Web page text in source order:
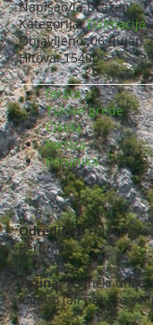
Napisao/laDražen
Kategorija:Dalmacija
Objavljeno: 06 Rujan
Hitova: 15490
ferata
Tulove grede
Čikola
Fortica
Perunika
Odredišta:Tulove
Perunika
Težina:Tehnčki
lagano (ali nabere se